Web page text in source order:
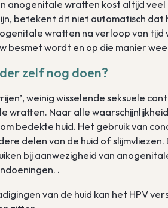
anogenitale wratten kost altijd
betekent dit niet automatisch dat
wratten na verloop van
besmet wordt en op die manier
zelf nog doen?
weinig wisselende seksuele
wratten. Naar alle
bedekte huid. Het gebruik van
delen van de huid of
bij aanwezigheid van
.
van de huid kan het HPV